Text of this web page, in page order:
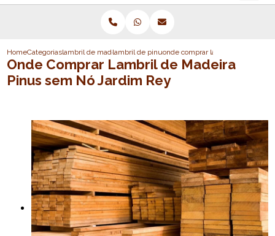
HomeCategoriaslambril de madeira pinuslambril de pinus tratadoonde comprar lambril de
Onde Comprar Lambril de Madeira
Pinus sem Nó Jardim Rey